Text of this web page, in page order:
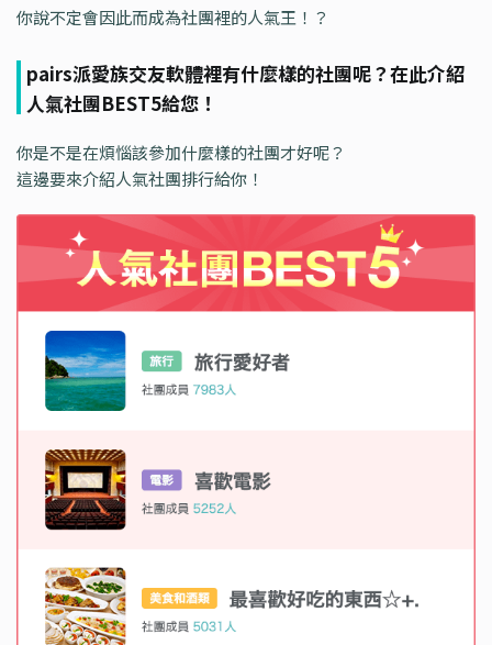
你說不定會因此而成為社團裡的人氣王！？
pairs派愛族交友軟體裡有什麼樣的社團呢？在此介紹
人氣社團BEST5給您！
你是不是在煩惱該參加什麼樣的社團才好呢？
這邊要來介紹人氣社團排行給你！